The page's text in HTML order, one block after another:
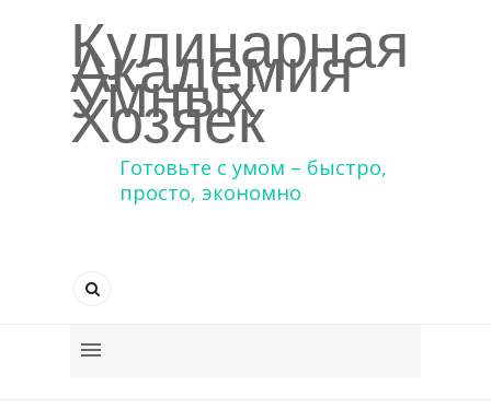
Кулинарная
Академия
Умных
Хозяек
Готовьте с умом – быстро,
просто, экономно